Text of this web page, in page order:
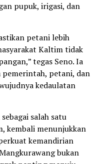
pupuk, irigasi, dan
petani lebih
Kaltim tidak
tegas Seno. Ia
petani, dan
kedaulatan
salah satu
kembali menunjukkan
kemandirian
bukan